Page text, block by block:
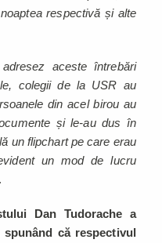
respectivă și alte
aceste întrebări
colegii de la USR au
din acel birou au
și le-au dus în
un flipchart pe care erau
un mod de lucru
Dan Tudorache a
că respectivul